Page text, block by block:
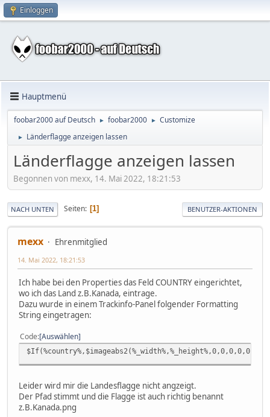
Einloggen
Hauptmenü
foobar2000 auf Deutsch ► foobar2000 ► Customize
► Länderflagge anzeigen lassen
Länderflagge anzeigen lassen
Begonnen von mexx, 14. Mai 2022, 18:21:53
NACH UNTEN Seiten 1 BENUTZER-AKTIONEN
mexx Ehrenmitglied
14. Mai 2022, 18:21:53
Ich habe bei den Properties das Feld COUNTRY eingerichtet,
wo ich das Land z.B.Kanada, eintrage.
Dazu wurde in einem Trackinfo-Panel folgender Formatting
String eingetragen:
Code Auswählen
Leider wird mir die Landesflagge nicht angzeigt.
Der Pfad stimmt und die Flagge ist auch richtig benannt
z.B.Kanada.png